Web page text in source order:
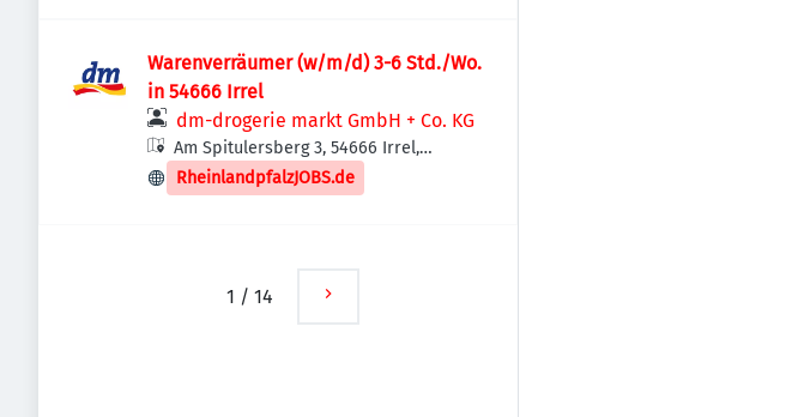
Warenverräumer (w/m/d) 3-6 Std./Wo.
in 54666 Irrel
dm-drogerie markt GmbH + Co. KG
Am Spitulersberg 3, 54666 Irrel,
Deutschland
RheinlandpfalzJOBS.de
1 / 14